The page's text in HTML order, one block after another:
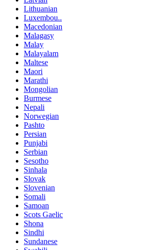
Lithuanian
Luxembou..
Macedonian
Malagasy
Malay
Malayalam
Maltese
Maori
Marathi
Mongolian
Burmese
Nepali
Norwegian
Pashto
Persian
Punjabi
Serbian
Sesotho
Sinhala
Slovak
Slovenian
Somali
Samoan
Scots Gaelic
Shona
Sindhi
Sundanese